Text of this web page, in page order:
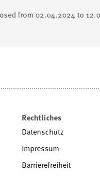
from 02.04.2024 to
Rechtliches
Datenschutz
Impressum
Barrierefreiheit